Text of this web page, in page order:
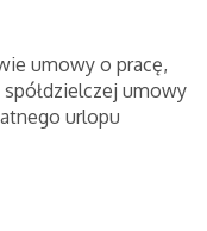
umowy o pracę,
umowy
urlopu